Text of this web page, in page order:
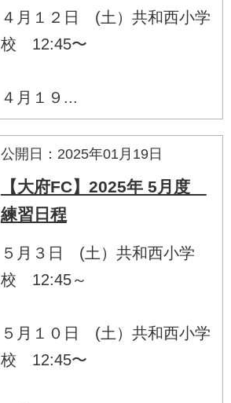
４月１２日 (土）共和西小学
校 12:45〜
４月１９...
公開日：2025年01月19日
【大府FC】2025年 5月度
練習日程
５月３日 (土）共和西小学
校 12:45～
５月１０日 (土）共和西小学
校 12:45〜